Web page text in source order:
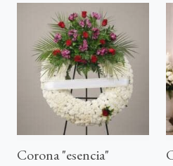
Corona "esencia"